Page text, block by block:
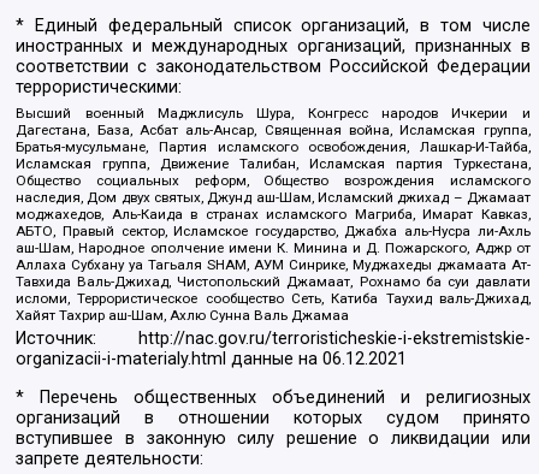
* Единый федеральный список организаций, в том числе
иностранных и международных организаций, признанных в
соответствии с законодательством Российской Федерации
террористическими:
Высший военный Маджлисуль Шура, Конгресс народов Ичкерии и
Дагестана, База, Асбат аль-Ансар, Священная война, Исламская группа,
Братья-мусульмане, Партия исламского освобождения, Лашкар-И-Тайба,
Исламская группа, Движение Талибан, Исламская партия Туркестана,
Общество социальных реформ, Общество возрождения исламского
наследия, Дом двух святых, Джунд аш-Шам, Исламский джихад – Джамаат
моджахедов, Аль-Каида в странах исламского Магриба, Имарат Кавказ,
АБТО, Правый сектор, Исламское государство, Джабха аль-Нусра ли-Ахль
аш-Шам, Народное ополчение имени К. Минина и Д. Пожарского, Аджр от
Аллаха Субхану уа Тагьаля SHAM, АУМ Синрике, Муджахеды джамаата Ат-
Тавхида Валь-Джихад, Чистопольский Джамаат, Рохнамо ба суи давлати
исломи, Террористическое сообщество Сеть, Катиба Таухид валь-Джихад,
Хайят Тахрир аш-Шам, Ахлю Сунна Валь Джамаа
Источник:
http://nac.gov.ru/terroristicheskie-i-ekstremistskie-
organizacii-i-materialy.html данные на06.12.2021
* Перечень общественных объединений и религиозных
организаций в отношении которых судом принято
вступившее в законную силу решение о ликвидации или
запрете деятельности: